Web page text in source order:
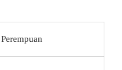
Perempuan